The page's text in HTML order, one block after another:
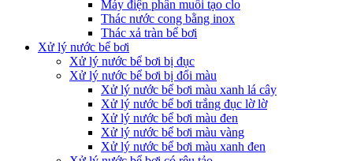
Máy điện phân muối tạo clo
Thác nước cong bằng inox
Thác xả tràn bể bơi
Xử lý nước bể bơi
Xử lý nước bể bơi bị đục
Xử lý nước bể bơi bị đổi màu
Xử lý nước bể bơi màu xanh lá cây
Xử lý nước bể bơi trắng đục lờ lờ
Xử lý nước bể bơi màu đen
Xử lý nước bể bơi màu vàng
Xử lý nước bể bơi màu xanh đen